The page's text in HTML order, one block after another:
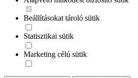
Beállításokat tároló sütik
Statisztikai sütik
Marketing célú sütik